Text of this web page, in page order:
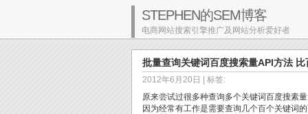
STEPHEN的SEM博客
电商网站搜索引擎推广及网站分析爱好者
批量查询关键词百度搜索量API方法
2012年6月20日
| 标签:
原来尝试过很多种查询多个关键词百度搜素
因为经常有工作是需要查询几个百个关键词